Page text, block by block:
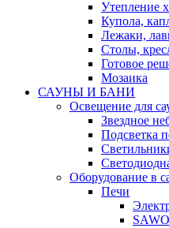
Утепление
Купола,
Лежаки,
Столы,
Готовое
Мозаика
САУНЫ И БАНИ
Освещение для
Звездное
Подсветка
Оборудование в
Печи
SAWO